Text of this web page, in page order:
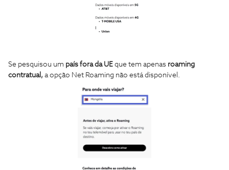
Se pesquisou um país fora da UE que tem apenas roaming
contratual, a opção Net Roaming não está disponível.